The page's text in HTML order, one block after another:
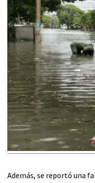
Además, se reportó una